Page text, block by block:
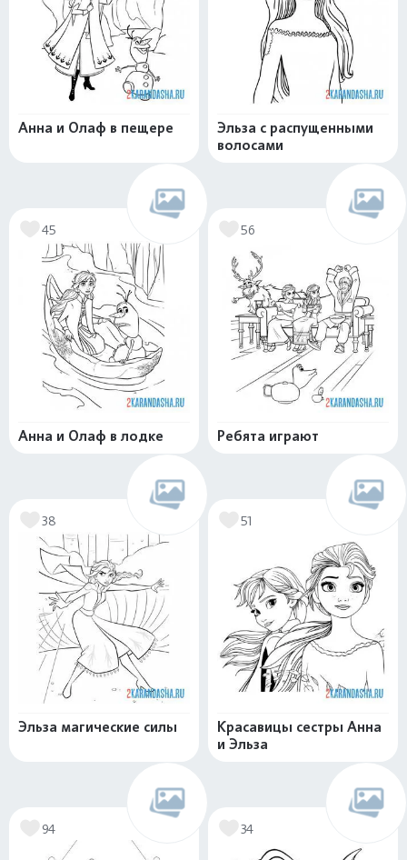
Анна и Олаф в пещере
Эльза с распущенными
волосами
45
Анна и Олаф в лодке
56
Ребята играют
38
Эльза магические силы
51
Красавицы сестры Анна
и Эльза
94 34